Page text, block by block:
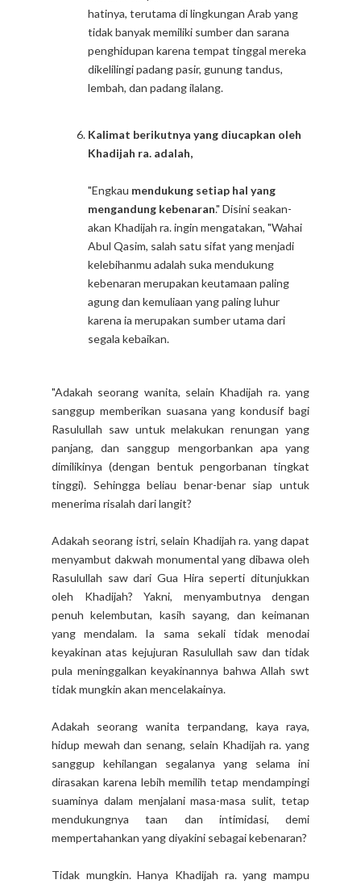
hatinya, terutama di lingkungan Arab yang
tidak banyak memiliki sumber dan sarana
penghidupan karena tempat tinggal mereka
dikelilingi padang pasir, gunung tandus,
lembah, dan padang ilalang.
Kalimat berikutnya yang diucapkan oleh
Khadijah ra. adalah,
"Engkau mendukung setiap hal yang
mengandung kebenaran." Disini seakan-
akan Khadijah ra. ingin mengatakan, "Wahai
Abul Qasim, salah satu sifat yang menjadi
kelebihanmu adalah suka mendukung
kebenaran merupakan keutamaan paling
agung dan kemuliaan yang paling luhur
karena ia merupakan sumber utama dari
segala kebaikan.
"Adakah seorang wanita, selain Khadijah ra. yang
sanggup memberikan suasana yang kondusif bagi
Rasulullah saw untuk melakukan renungan yang
panjang, dan sanggup mengorbankan apa yang
dimilikinya (dengan bentuk pengorbanan tingkat
tinggi). Sehingga beliau benar-benar siap untuk
menerima risalah dari langit?
Adakah seorang istri, selain Khadijah ra. yang dapat
menyambut dakwah monumental yang dibawa oleh
Rasulullah saw dari Gua Hira seperti ditunjukkan
oleh Khadijah? Yakni, menyambutnya dengan
penuh kelembutan, kasih sayang, dan keimanan
yang mendalam. Ia sama sekali tidak menodai
keyakinan atas kejujuran Rasulullah saw dan tidak
pula meninggalkan keyakinannya bahwa Allah swt
tidak mungkin akan mencelakainya.
Adakah seorang wanita terpandang, kaya raya,
hidup mewah dan senang, selain Khadijah ra. yang
sanggup kehilangan segalanya yang selama ini
dirasakan karena lebih memilih tetap mendampingi
suaminya dalam menjalani masa-masa sulit, tetap
mendukungnya taan dan intimidasi, demi
mempertahankan yang diyakini sebagai kebenaran?
Tidak mungkin. Hanya Khadijah ra. yang mampu